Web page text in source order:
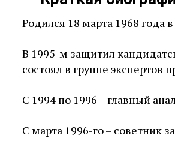
Родился 18 марта 1968
В 1995-м защитил
состоял в группе экспертов
С 1994 по 1996 – главный
С марта 1996-го – советник